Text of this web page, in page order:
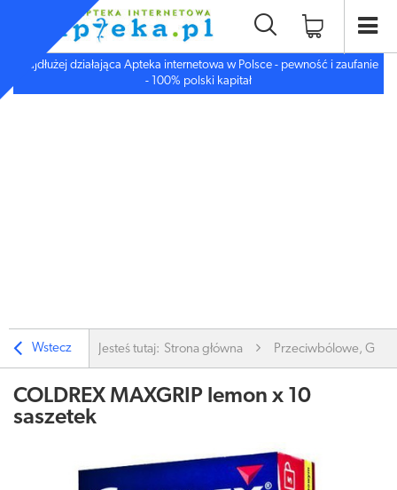
Najdłużej działająca Apteka internetowa w Polsce - pewność i zaufanie
- 100% polski kapitał
Wstecz Jesteś tutaj: Strona główna Przeciwbólowe,
COLDREX MAXGRIP lemon x 10
saszetek